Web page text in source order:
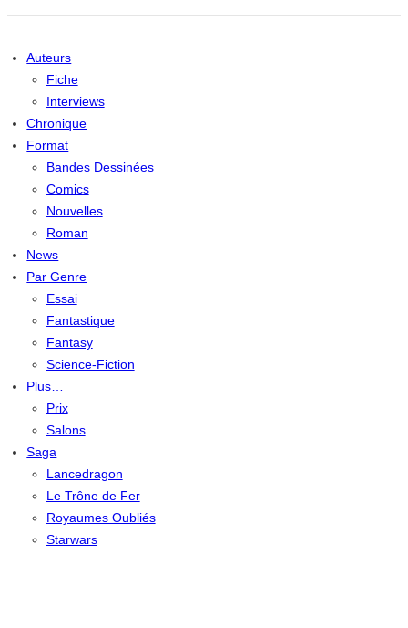
Auteurs
Fiche
Interviews
Chronique
Format
Bandes Dessinées
Comics
Nouvelles
Roman
News
Par Genre
Essai
Fantastique
Fantasy
Science-Fiction
Plus…
Prix
Salons
Saga
Lancedragon
Le Trône de Fer
Royaumes Oubliés
Starwars